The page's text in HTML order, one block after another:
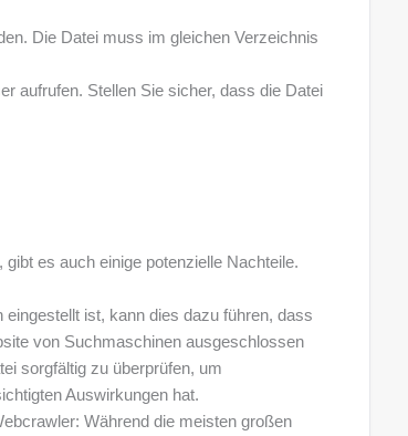
Die Datei muss im gleichen Verzeichnis
aufrufen. Stellen Sie sicher, dass die Datei
es auch einige potenzielle Nachteile.
ist, kann dies dazu führen, dass
von Suchmaschinen ausgeschlossen
sorgfältig zu überprüfen, um
Auswirkungen hat.
Während die meisten großen